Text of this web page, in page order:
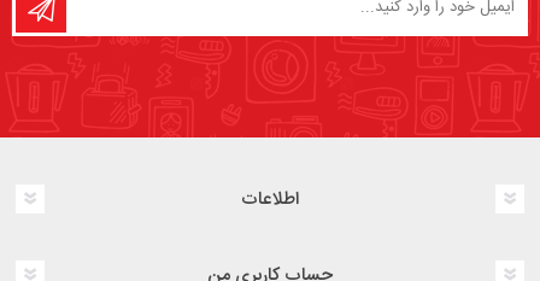
اطلاعات